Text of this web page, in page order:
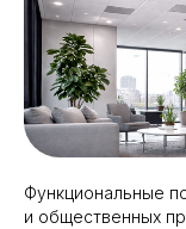
Функциональные
и общественных